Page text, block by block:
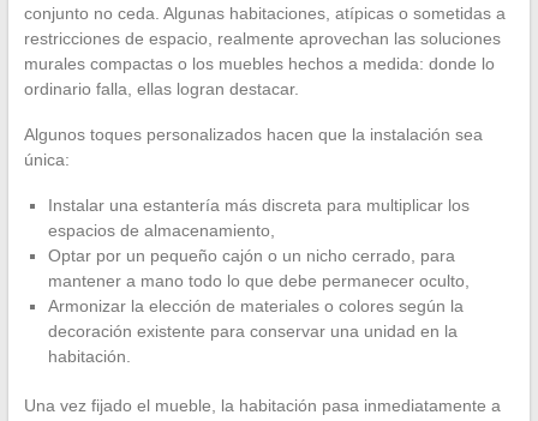
conjunto no ceda. Algunas habitaciones, atípicas o sometidas a
restricciones de espacio, realmente aprovechan las soluciones
murales compactas o los muebles hechos a medida: donde lo
ordinario falla, ellas logran destacar.
Algunos toques personalizados hacen que la instalación sea
única:
Instalar una estantería más discreta para multiplicar los
espacios de almacenamiento,
Optar por un pequeño cajón o un nicho cerrado, para
mantener a mano todo lo que debe permanecer oculto,
Armonizar la elección de materiales o colores según la
decoración existente para conservar una unidad en la
habitación.
Una vez fijado el mueble, la habitación pasa inmediatamente a